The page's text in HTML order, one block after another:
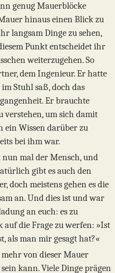
genug Mauerblöcke
hinaus einen Blick zu
langsam Dinge zu sehen,
Punkt entscheidet ihr
weiterzugehen. So
dem Ingenieur. Er hatte
Stuhl saß, doch das
Er brauchte
verstehen, um sich damit
Wissen darüber zu
bei ihm war.
mal der Mensch, und
gibt es auch den
doch meistens gehen es die
an. Und dies ist und war
an euch: es zu
die Frage zu werfen: »Ist
als man mir gesagt hat?«
von dieser Mauer
kann. Viele Dinge prägen